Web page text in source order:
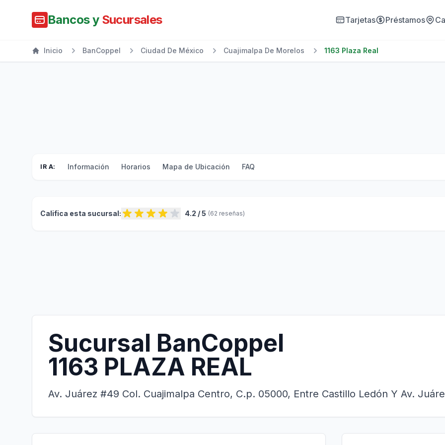
Bancos y Sucursales Tarjetas Préstamos
Inicio BanCoppel Ciudad De México Cuajimalpa De Morelos 1163 Plaza Real
IR A: Información Horarios Mapa de Ubicación FAQ
Califica esta sucursal: 4.2 / 5 (62 reseñas)
Sucursal BanCoppel
1163 PLAZA REAL
Av. Juárez #49 Col. Cuajimalpa Centro, C.p. 05000, Entre Castillo Ledón Y Av.